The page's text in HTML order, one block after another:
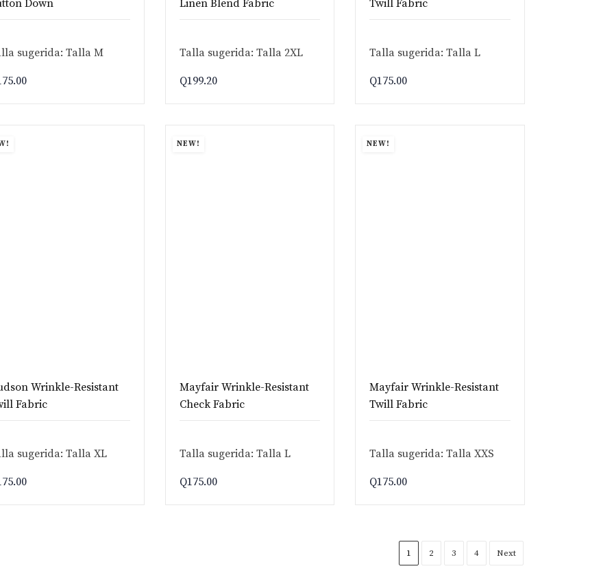
Down
sugerida: Talla M
Linen Blend Fabric
Talla sugerida: Talla 2XL
Q199.20
Twill Fabric
Talla sugerida: Talla L
Q175.00
Wrinkle-Resistant
Fabric
sugerida: Talla XL
NEW!
Mayfair Wrinkle-Resistant
Check Fabric
Talla sugerida: Talla L
Q175.00
NEW!
Mayfair Wrinkle-Resistant
Twill Fabric
Talla sugerida: Talla XXS
Q175.00
1 2 3 4 Next